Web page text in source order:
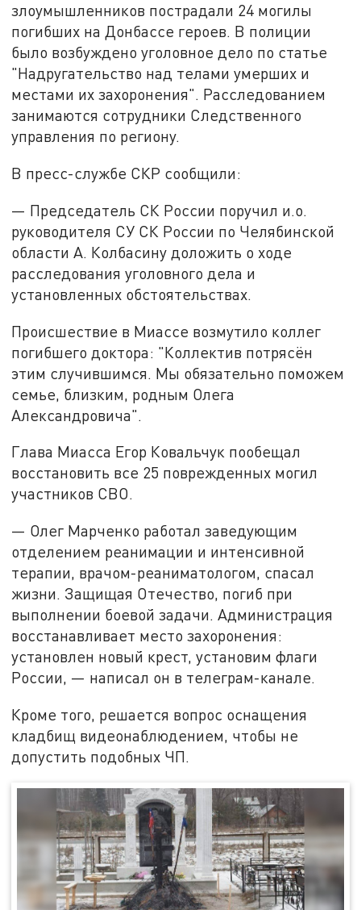
злоумышленников пострадали 24 могилы
погибших на Донбассе героев. В полиции
было возбуждено уголовное дело по статье
"Надругательство над телами умерших и
местами их захоронения". Расследованием
занимаются сотрудники Следственного
управления по региону.
В пресс-службе СКР сообщили:
— Председатель СК России поручил и.о.
руководителя СУ СК России по Челябинской
области А. Колбасину доложить о ходе
расследования уголовного дела и
установленных обстоятельствах.
Происшествие в Миассе возмутило коллег
погибшего доктора: "Коллектив потрясён
этим случившимся. Мы обязательно поможем
семье, близким, родным Олега
Александровича".
Глава Миасса Егор Ковальчук пообещал
восстановить все 25 поврежденных могил
участников СВО.
— Олег Марченко работал заведующим
отделением реанимации и интенсивной
терапии, врачом-реаниматологом, спасал
жизни. Защищая Отечество, погиб при
выполнении боевой задачи. Администрация
восстанавливает место захоронения:
установлен новый крест, установим флаги
России, — написал он в телеграм-канале.
Кроме того, решается вопрос оснащения
кладбищ видеонаблюдением, чтобы не
допустить подобных ЧП.